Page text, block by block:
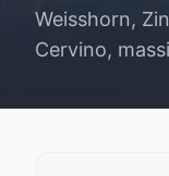
Weisshorn,
Cervino,